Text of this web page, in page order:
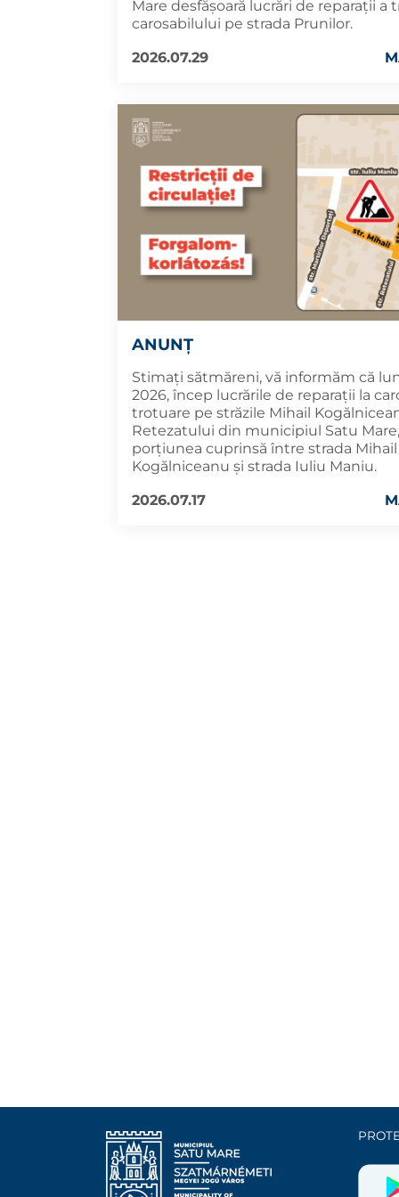
Mare desfășoară lucrări de reparații a
carosabilului pe strada Prunilor.
2026.07.29
ANUNȚ
Stimați sătmăreni, vă informăm că
2026, încep lucrările de reparații la
trotuare pe străzile Mihail
Retezatului din municipiul Satu
porțiunea cuprinsă între strada Mihail
Kogălniceanu și strada Iuliu Maniu.
2026.07.17